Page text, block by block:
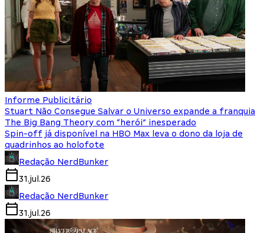
Informe Publicitário
Stuart Não Consegue Salvar o Universo expande a franquia
The Big Bang Theory com “herói” inesperado
Spin-off já disponível na HBO Max leva o dono da loja de
quadrinhos ao holofote
Redação NerdBunker
31.jul.26
Redação NerdBunker
31.jul.26